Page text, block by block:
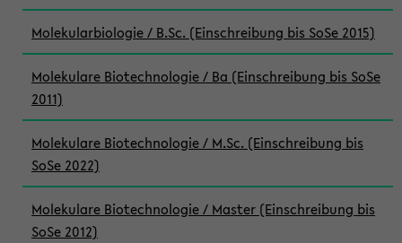
Molekularbiologie / B.Sc. (Einschreibung bis SoSe 2015)
Molekulare Biotechnologie / Ba (Einschreibung bis SoSe
2011)
Molekulare Biotechnologie / M.Sc. (Einschreibung bis
SoSe 2022)
Molekulare Biotechnologie / Master (Einschreibung bis
SoSe 2012)